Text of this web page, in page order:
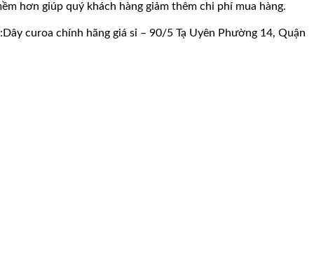
hơn giúp quý khách hàng giảm thêm chi phí mua hàng.
curoa chính hãng giá sỉ – 90/5 Tạ Uyên Phường 14, Quận